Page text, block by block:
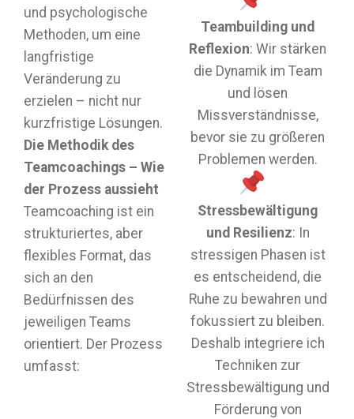
und psychologische
Methoden, um eine
langfristige
Veränderung zu
erzielen – nicht nur
kurzfristige Lösungen.
Die Methodik des
Teamcoachings – Wie
der Prozess aussieht
Teamcoaching ist ein
strukturiertes, aber
flexibles Format, das
sich an den
Bedürfnissen des
jeweiligen Teams
orientiert. Der Prozess
umfasst:
Teambuilding und
Reflexion: Wir stärken
die Dynamik im Team
und lösen
Missverständnisse,
bevor sie zu größeren
Problemen werden.
Stressbewältigung
und Resilienz: In
stressigen Phasen ist
es entscheidend, die
Ruhe zu bewahren und
fokussiert zu bleiben.
Deshalb integriere ich
Techniken zur
Stressbewältigung und
Förderung von